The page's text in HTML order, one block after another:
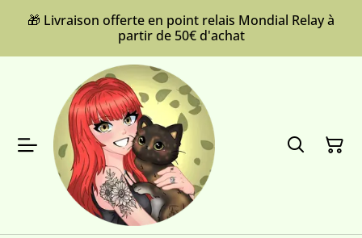
🎁 Livraison offerte en point relais Mondial Relay à
partir de 50€ d'achat